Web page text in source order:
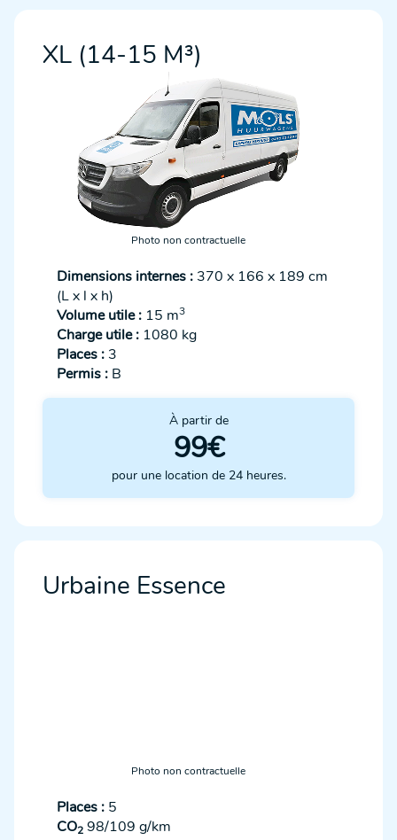
XL (14-15 M³)
Photo non contractuelle
Dimensions internes : 370 x 166 x 189 cm
(L x l x h)
Volume utile : 15 m3
Charge utile : 1080 kg
Places : 3
Permis : B
À partir de
99€
pour une location de 24 heures.
Urbaine Essence
Photo non contractuelle
Places : 5
CO2 98/109 g/km